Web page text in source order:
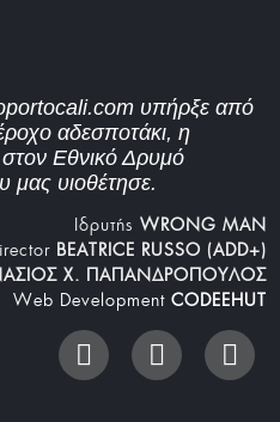
υπήρξε από
αδεσποτάκι, η
Εθνικό Δρυμό
μας υιοθέτησε.
Iδρυτής WRONG MAN
BEATRICE RUSSO (ADD+)
Χ. ΠΑΠΑΝΔΡΟΠΟΥΛΟΣ
Web Development CODEEHUT